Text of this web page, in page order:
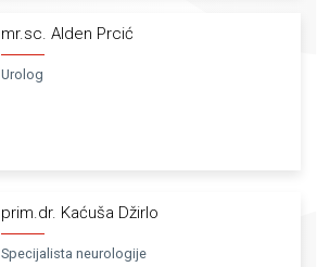
mr.sc. Alden Prcić
Urolog
prim.dr. Kaćuša Džirlo
Specijalista neurologije